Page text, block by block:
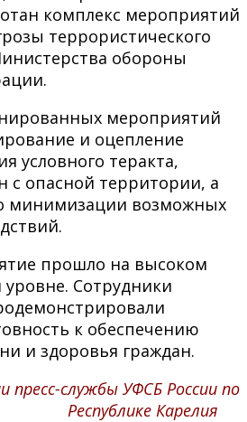
комплекс мероприятий
террористического
обороны
мероприятий
и оцепление
условного теракта,
с опасной территории, а
минимизации возможных
прошло на высоком
Сотрудники
к обеспечению
и здоровья граждан.
пресс-службы УФСБ России по
Республике Карелия